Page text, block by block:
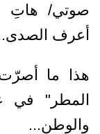
صوتي/ هاتِ
أعرف
هذا ما
المطر" في
والوطن...